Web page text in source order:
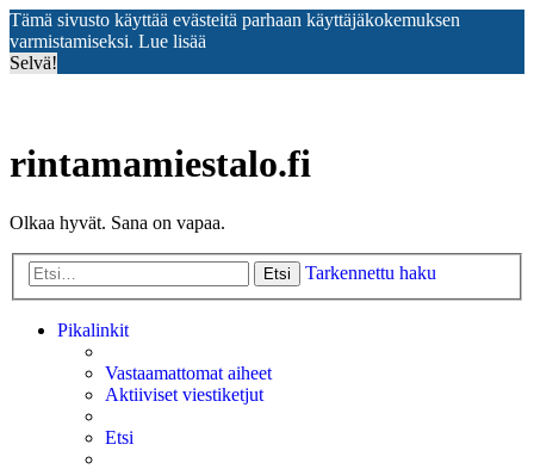
Tämä sivusto käyttää evästeitä parhaan käyttäjäkokemuksen
varmistamiseksi. Lue lisää
Selvä!
rintamamiestalo.fi
Olkaa hyvät. Sana on vapaa.
Etsi Tarkennettu haku
Pikalinkit
Vastaamattomat aiheet
Aktiiviset viestiketjut
Etsi